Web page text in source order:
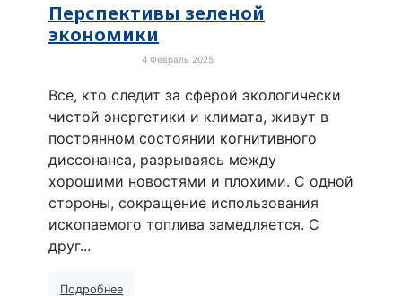
Перспективы зеленой
экономики
4 Февраль 2025
Все, кто следит за сферой экологически
чистой энергетики и климата, живут в
постоянном состоянии когнитивного
диссонанса, разрываясь между
хорошими новостями и плохими. С одной
стороны, сокращение использования
ископаемого топлива замедляется. С
друг...
Подробнее